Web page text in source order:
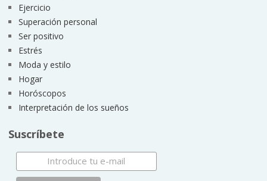
Ejercicio
Superación personal
Ser positivo
Estrés
Moda y estilo
Hogar
Horóscopos
Interpretación de los sueños
Suscríbete